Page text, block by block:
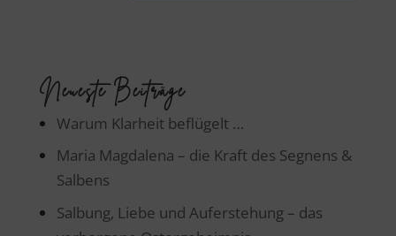
Neueste Beiträge
Warum Klarheit beflügelt …
Maria Magdalena – die Kraft des Segnens &
Salbens
Salbung, Liebe und Auferstehung – das